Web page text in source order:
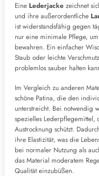
Eine Lederjacke zeichnet
und ihre außerordentliche
ist widerstandsfähig gegen
nur eine minimale Pflege,
bewahren. Ein einfacher
Staub oder leichte
problemlos sauber halten
Im Vergleich zu anderen
schöne Patina, die den
unterstreicht. Bei notwendig
spezielles Lederpflegemittel,
Austrocknung schützt.
ihre Elastizität, was die
bei normaler Nutzung als
das Material moderatem
Qualität einzubüßen.